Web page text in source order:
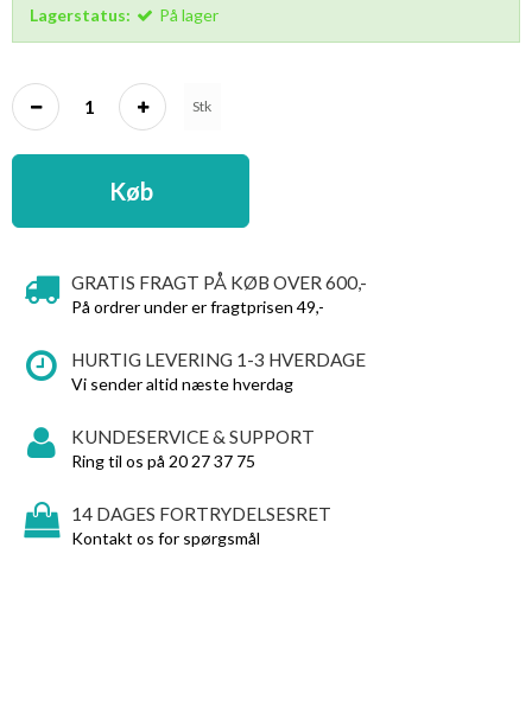
Lagerstatus: På lager
Stk
Køb
GRATIS FRAGT PÅ KØB OVER 600,-
På ordrer under er fragtprisen 49,-
HURTIG LEVERING 1-3 HVERDAGE
Vi sender altid næste hverdag
KUNDESERVICE & SUPPORT
Ring til os på 20 27 37 75
14 DAGES FORTRYDELSESRET
Kontakt os for spørgsmål